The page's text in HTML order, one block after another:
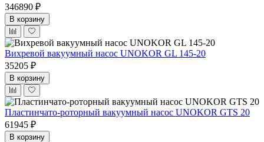
346890 ₽
В корзину
Вихревой вакуумный насос UNOKOR GL 145-20
35205 ₽
В корзину
Пластинчато-роторный вакуумный насос UNOKOR GTS 20
61945 ₽
В корзину